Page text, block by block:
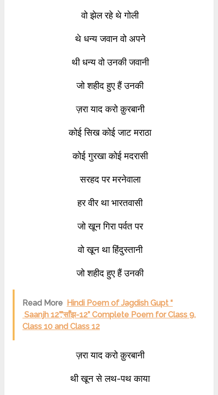
वो झेल रहे थे गोली
थे धन्य जवान वो अपने
थी धन्य वो उनकी जवानी
जो शहीद हुए हैं उनकी
ज़रा याद करो क़ुरबानी
कोई सिख कोई जाट मराठा
कोई गुरखा कोई मदरासी
सरहद पर मरनेवाला
हर वीर था भारतवासी
जो खून गिरा पर्वत पर
वो खून था हिंदुस्तानी
जो शहीद हुए हैं उनकी
Read More Hindi Poem of Jagdish Gupt “
Saanjh 12”,”साँझ-12” Complete Poem for Class 9,
Class 10 and Class 12
ज़रा याद करो क़ुरबानी
थी खून से लथ-पथ काया